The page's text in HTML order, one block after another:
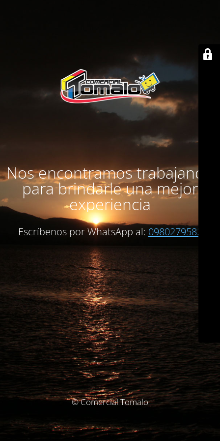
Nos encontramos trabajando
para brindarle una mejor
experiencia
Escríbenos por WhatsApp al: 0980279582
© Comercial Tomalo